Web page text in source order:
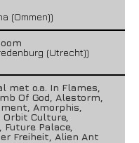
(Ommen))
(Utrecht))
met o.a. In Flames,
Of God, Alestorm,
Amorphis,
Culture,
Palace,
Freiheit, Alien Ant